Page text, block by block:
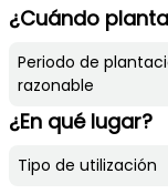
¿Cuándo
Periodo de
razonable
¿En qué lugar?
Tipo de utilización